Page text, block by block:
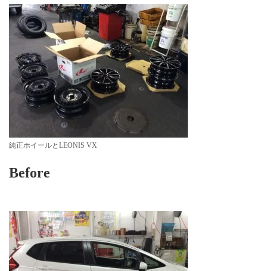
純正ホイールとLEONIS VX
Before